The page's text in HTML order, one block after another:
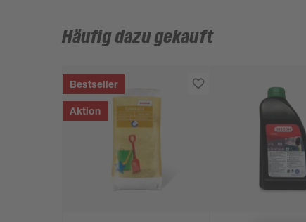
Häufig dazu gekauft
Bestseller
Aktion